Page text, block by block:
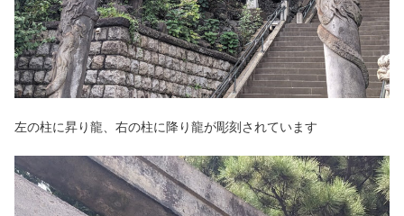
左の柱に昇り龍、右の柱に降り龍が彫刻されています